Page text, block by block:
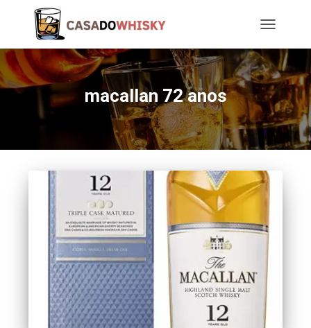
macallan 72 anos